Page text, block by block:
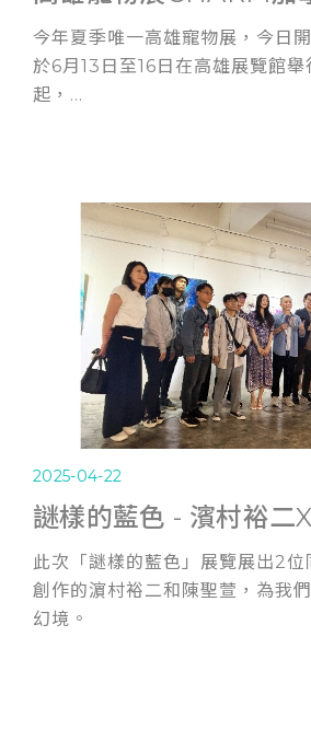
今年夏季唯一高雄寵物展，今日
於6月13日至16日在高雄展覽館
起，...
2025-04-22
此次「謎樣的藍色」展覽展出2
創作的濵村裕二和陳聖萱，為我
幻境。